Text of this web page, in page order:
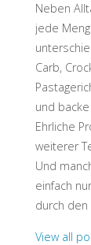
Neben
jede
Carb,
und
Ehrliche
weiterer
Und
einfach
durch den
View all